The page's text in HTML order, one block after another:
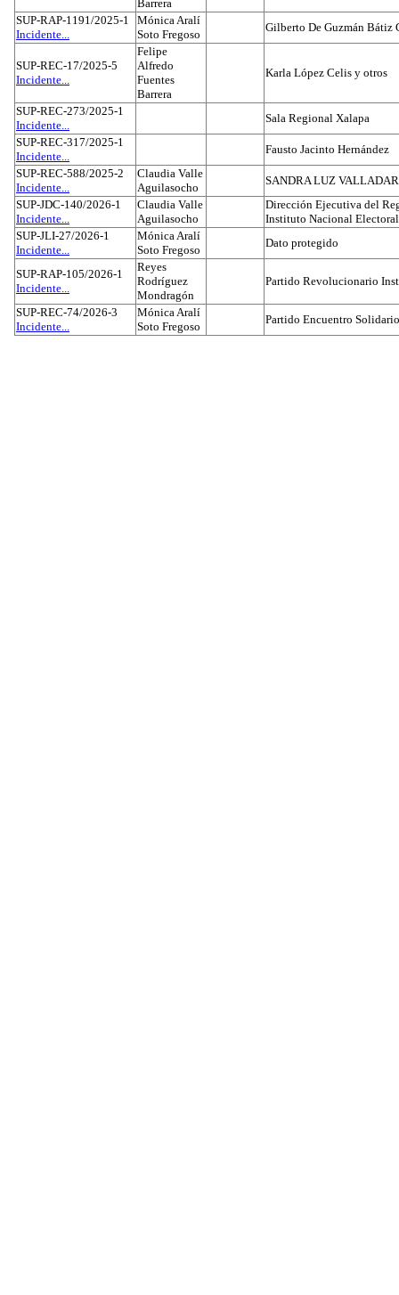
Barrera
SUP-RAP-1191/2025-1
Incidente...
Mónica Aralí
Soto Fregoso
Gilberto De Guzmán Bátiz
SUP-REC-17/2025-5
Incidente...
Felipe
Alfredo
Fuentes
Barrera
Karla López Celis y otros
SUP-REC-273/2025-1
Incidente...
Sala Regional Xalapa
SUP-REC-317/2025-1
Incidente...
Fausto Jacinto Hernández
SUP-REC-588/2025-2
Incidente...
Claudia Valle
Aguilasocho
SANDRA LUZ
SUP-JDC-140/2026-1
Incidente...
Claudia Valle
Aguilasocho
Dirección Ejecutiva del
Instituto Nacional Electoral
SUP-JLI-27/2026-1
Incidente...
Mónica Aralí
Soto Fregoso
Dato protegido
SUP-RAP-105/2026-1
Incidente...
Reyes
Rodríguez
Mondragón
Partido Revolucionario
SUP-REC-74/2026-3
Incidente...
Mónica Aralí
Soto Fregoso
Partido Encuentro